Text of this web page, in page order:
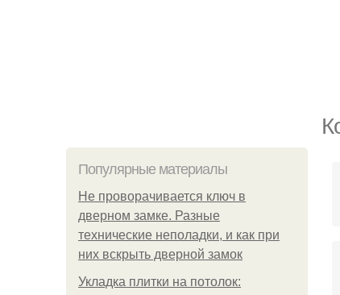
Популярные материалы
Не проворачивается ключ в
дверном замке. Разные
технические неполадки, и как при
них вскрыть дверной замок
Укладка плитки на потолок: